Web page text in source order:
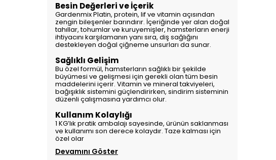
Besin Değerleri ve İçerik
Gardenmix Platin, protein, lif ve vitamin açısından
zengin bileşenler barındırır. İçeriğinde yer alan doğal
tahıllar, tohumlar ve kuruyemişler, hamsterların enerji
ihtiyacını karşılamanın yanı sıra, diş sağlığını
destekleyen doğal çiğneme unsurları da sunar.
Sağlıklı Gelişim
Bu özel formül, hamsterların sağlıklı bir şekilde
büyümesi ve gelişmesi için gerekli olan tüm besin
maddelerini içerir. Vitamin ve mineral takviyeleri,
bağışıklık sistemini güçlendirirken, sindirim sisteminin
düzenli çalışmasına yardımcı olur.
Kullanım Kolaylığı
1 KG’lık pratik ambalajı sayesinde, ürünün saklanması
ve kullanımı son derece kolaydır. Taze kalması için
özel olar
Devamını Göster